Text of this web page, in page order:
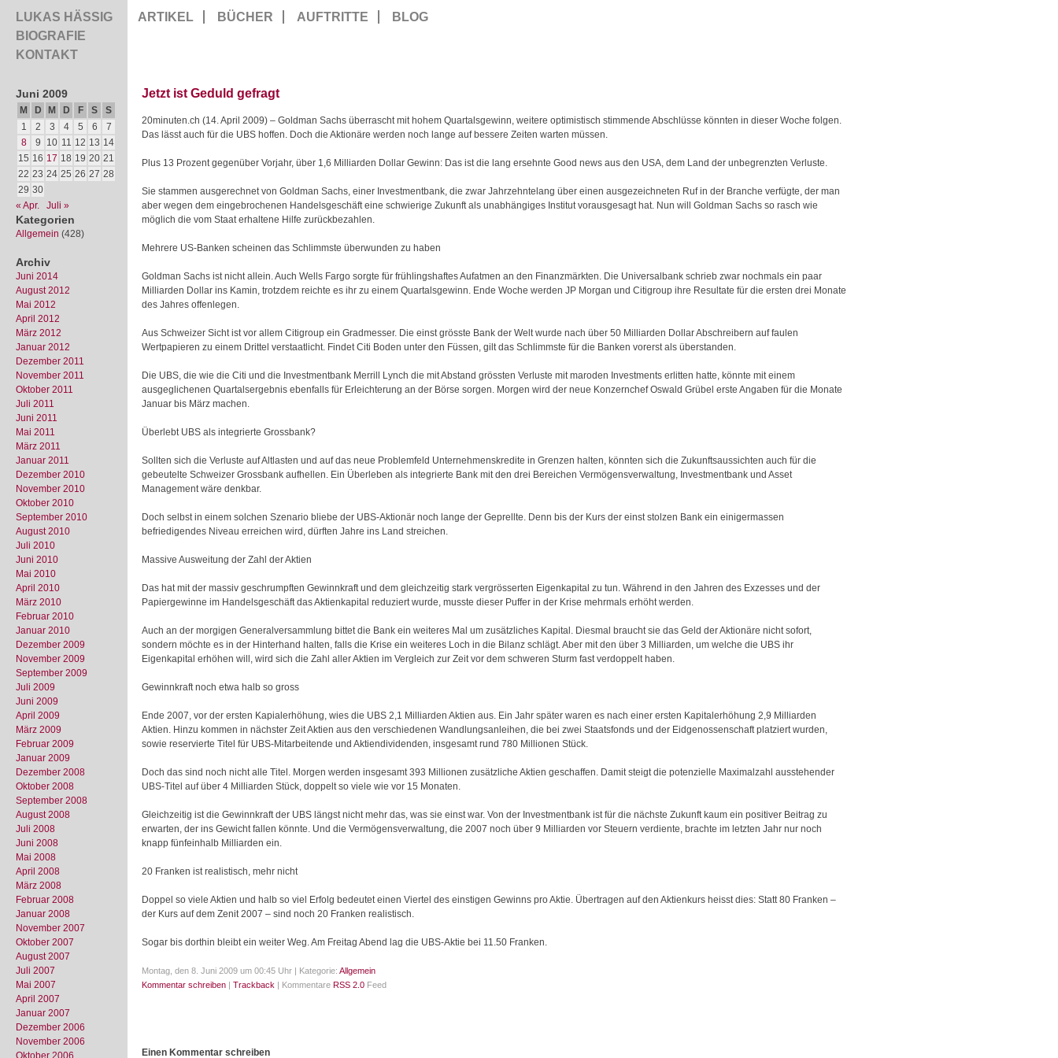
LUKAS HÄSSIG
BIOGRAFIE
KONTAKT
ARTIKEL BÜCHER AUFTRITTE BLOG
Juni 2009
M D M D F S
S
1
2 3 4 5 6
7
8
9 10 11 12 13 14
15 16 17 18 19 20 21
22 23 24 25 26 27 28
29 30
« Apr.
Juli »
Kategorien
Allgemein (428)
Archiv
Juni 2014
August 2012
Mai 2012
April 2012
März 2012
Januar 2012
Dezember 2011
November 2011
Oktober 2011
Juli 2011
Juni 2011
Mai 2011
März 2011
Januar 2011
Dezember 2010
November 2010
Oktober 2010
September 2010
August 2010
Juli 2010
Juni 2010
Mai 2010
April 2010
März 2010
Februar 2010
Januar 2010
Dezember 2009
November 2009
September 2009
Juli 2009
Juni 2009
April 2009
März 2009
Februar 2009
Januar 2009
Dezember 2008
Oktober 2008
September 2008
August 2008
Juli 2008
Juni 2008
Mai 2008
April 2008
März 2008
Februar 2008
Januar 2008
November 2007
Oktober 2007
August 2007
Juli 2007
Mai 2007
April 2007
Januar 2007
Dezember 2006
November 2006
Oktober 2006
Jetzt ist Geduld gefragt
20minuten.ch (14. April 2009) – Goldman Sachs überrascht mit hohem Quartalsgewinn, weitere optimistisch stimmende Abschlüsse könnten in dieser Woche folgen.
Das lässt auch für die UBS hoffen. Doch die Aktionäre werden noch lange auf bessere Zeiten warten müssen.
Plus 13 Prozent gegenüber Vorjahr, über 1,6 Milliarden Dollar Gewinn: Das ist die lang ersehnte Good news aus den USA, dem Land der unbegrenzten Verluste.
Sie stammen ausgerechnet von Goldman Sachs, einer Investmentbank, die zwar Jahrzehntelang über einen ausgezeichneten Ruf in der Branche verfügte, der man
aber wegen dem eingebrochenen Handelsgeschäft eine schwierige Zukunft als unabhängiges Institut vorausgesagt hat. Nun will Goldman Sachs so rasch wie
möglich die vom Staat erhaltene Hilfe zurückbezahlen.
Mehrere US-Banken scheinen das Schlimmste überwunden zu haben
Goldman Sachs ist nicht allein. Auch Wells Fargo sorgte für frühlingshaftes Aufatmen an den Finanzmärkten. Die Universalbank schrieb zwar nochmals ein paar
Milliarden Dollar ins Kamin, trotzdem reichte es ihr zu einem Quartalsgewinn. Ende Woche werden JP Morgan und Citigroup ihre Resultate für die ersten drei Monate
des Jahres offenlegen.
Aus Schweizer Sicht ist vor allem Citigroup ein Gradmesser. Die einst grösste Bank der Welt wurde nach über 50 Milliarden Dollar Abschreibern auf faulen
Wertpapieren zu einem Drittel verstaatlicht. Findet Citi Boden unter den Füssen, gilt das Schlimmste für die Banken vorerst als überstanden.
Die UBS, die wie die Citi und die Investmentbank Merrill Lynch die mit Abstand grössten Verluste mit maroden Investments erlitten hatte, könnte mit einem
ausgeglichenen Quartalsergebnis ebenfalls für Erleichterung an der Börse sorgen. Morgen wird der neue Konzernchef Oswald Grübel erste Angaben für die Monate
Januar bis März machen.
Überlebt UBS als integrierte Grossbank?
Sollten sich die Verluste auf Altlasten und auf das neue Problemfeld Unternehmenskredite in Grenzen halten, könnten sich die Zukunftsaussichten auch für die
gebeutelte Schweizer Grossbank aufhellen. Ein Überleben als integrierte Bank mit den drei Bereichen Vermögensverwaltung, Investmentbank und Asset
Management wäre denkbar.
Doch selbst in einem solchen Szenario bliebe der UBS-Aktionär noch lange der Geprellte. Denn bis der Kurs der einst stolzen Bank ein einigermassen
befriedigendes Niveau erreichen wird, dürften Jahre ins Land streichen.
Massive Ausweitung der Zahl der Aktien
Das hat mit der massiv geschrumpften Gewinnkraft und dem gleichzeitig stark vergrösserten Eigenkapital zu tun. Während in den Jahren des Exzesses und der
Papiergewinne im Handelsgeschäft das Aktienkapital reduziert wurde, musste dieser Puffer in der Krise mehrmals erhöht werden.
Auch an der morgigen Generalversammlung bittet die Bank ein weiteres Mal um zusätzliches Kapital. Diesmal braucht sie das Geld der Aktionäre nicht sofort,
sondern möchte es in der Hinterhand halten, falls die Krise ein weiteres Loch in die Bilanz schlägt. Aber mit den über 3 Milliarden, um welche die UBS ihr
Eigenkapital erhöhen will, wird sich die Zahl aller Aktien im Vergleich zur Zeit vor dem schweren Sturm fast verdoppelt haben.
Gewinnkraft noch etwa halb so gross
Ende 2007, vor der ersten Kapialerhöhung, wies die UBS 2,1 Milliarden Aktien aus. Ein Jahr später waren es nach einer ersten Kapitalerhöhung 2,9 Milliarden
Aktien. Hinzu kommen in nächster Zeit Aktien aus den verschiedenen Wandlungsanleihen, die bei zwei Staatsfonds und der Eidgenossenschaft platziert wurden,
sowie reservierte Titel für UBS-Mitarbeitende und Aktiendividenden, insgesamt rund 780 Millionen Stück.
Doch das sind noch nicht alle Titel. Morgen werden insgesamt 393 Millionen zusätzliche Aktien geschaffen. Damit steigt die potenzielle Maximalzahl ausstehender
UBS-Titel auf über 4 Milliarden Stück, doppelt so viele wie vor 15 Monaten.
Gleichzeitig ist die Gewinnkraft der UBS längst nicht mehr das, was sie einst war. Von der Investmentbank ist für die nächste Zukunft kaum ein positiver Beitrag zu
erwarten, der ins Gewicht fallen könnte. Und die Vermögensverwaltung, die 2007 noch über 9 Milliarden vor Steuern verdiente, brachte im letzten Jahr nur noch
knapp fünfeinhalb Milliarden ein.
20 Franken ist realistisch, mehr nicht
Doppel so viele Aktien und halb so viel Erfolg bedeutet einen Viertel des einstigen Gewinns pro Aktie. Übertragen auf den Aktienkurs heisst dies: Statt 80 Franken –
der Kurs auf dem Zenit 2007 – sind noch 20 Franken realistisch.
Sogar bis dorthin bleibt ein weiter Weg. Am Freitag Abend lag die UBS-Aktie bei 11.50 Franken.
Montag, den 8. Juni 2009 um 00:45 Uhr | Kategorie: Allgemein
Kommentar schreiben | Trackback | Kommentare RSS 2.0 Feed
Einen Kommentar schreiben